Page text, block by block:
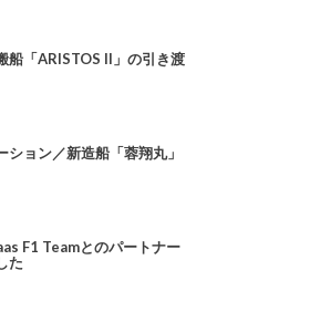
船「ARISTOS II」の引き渡
ョン／新造船「蓉翔丸」
F1 Teamとのパートナー
た